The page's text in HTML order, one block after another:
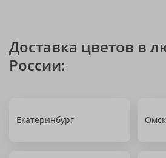
Доставка цветов в
России:
Екатеринбург Омск